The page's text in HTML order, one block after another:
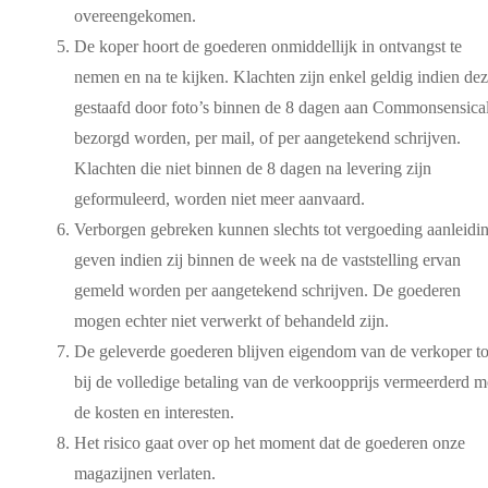
overeengekomen.
De koper hoort de goederen onmiddellijk in ontvangst te
nemen en na te kijken. Klachten zijn enkel geldig indien
gestaafd door foto’s binnen de 8 dagen aan
bezorgd worden, per mail, of per aangetekend schrijven.
Klachten die niet binnen de 8 dagen na levering zijn
geformuleerd, worden niet meer aanvaard.
Verborgen gebreken kunnen slechts tot vergoeding
geven indien zij binnen de week na de vaststelling ervan
gemeld worden per aangetekend schrijven. De goederen
mogen echter niet verwerkt of behandeld zijn.
De geleverde goederen blijven eigendom van de verkoper
bij de volledige betaling van de verkoopprijs vermeerderd
de kosten en interesten.
Het risico gaat over op het moment dat de goederen onze
magazijnen verlaten.